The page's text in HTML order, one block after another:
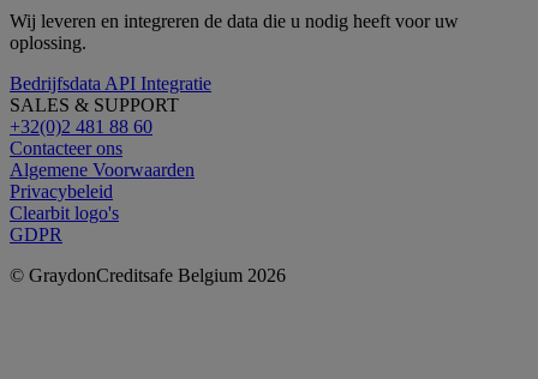
Wij leveren en integreren de data die u nodig heeft voor uw
oplossing.
Bedrijfsdata API Integratie
SALES & SUPPORT
+32(0)2 481 88 60
Contacteer ons
Algemene Voorwaarden
Privacybeleid
Clearbit logo's
GDPR
© GraydonCreditsafe Belgium 2026